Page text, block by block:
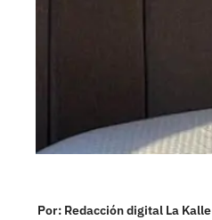
Por: Redacción digital La Kalle